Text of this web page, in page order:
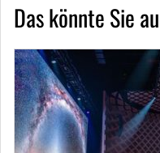
Das könnte Sie